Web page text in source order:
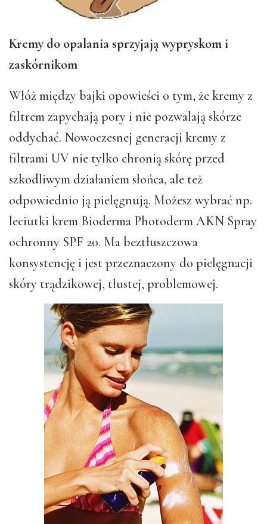
Kremy do opalania sprzyjają wypryskom i
zaskórnikom
Włóż między bajki opowieści o tym, że kremy z
filtrem zapychają pory i nie pozwalają skórze
oddychać. Nowoczesnej generacji kremy z
filtrami UV nie tylko chronią skórę przed
szkodliwym działaniem słońca, ale też
odpowiednio ją pielęgnują. Możesz wybrać np.
leciutki krem Bioderma Photoderm AKN Spray
ochronny SPF 20. Ma beztłuszczowa
konsystencję i jest przeznaczony do pielęgnacji
skóry trądzikowej, tłustej, problemowej.